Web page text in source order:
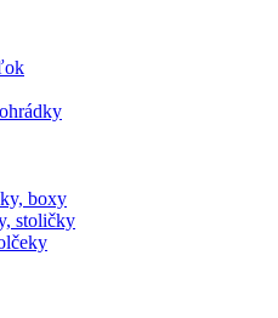
boxy
stoličky